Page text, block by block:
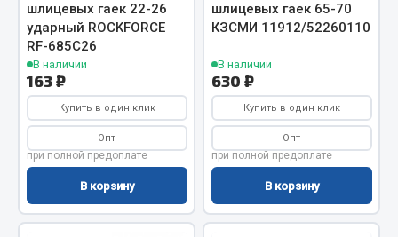
Подогреватели тосола
Весь раздел
Автотовары
Автозвук
Автокаталоги
Аксессуары автомобильные
Аптечки и знаки автомобильные
шлицевых гаек 22-26
ударный ROCKFORCE
RF-685C26
В наличии
163 ₽
Купить в один клик
Опт
при полной предоплате
В корзину
шлицевых гаек 65-70
КЗСМИ 11912/52260110
В наличии
630 ₽
Купить в один клик
Опт
при полной предоплате
В корзину